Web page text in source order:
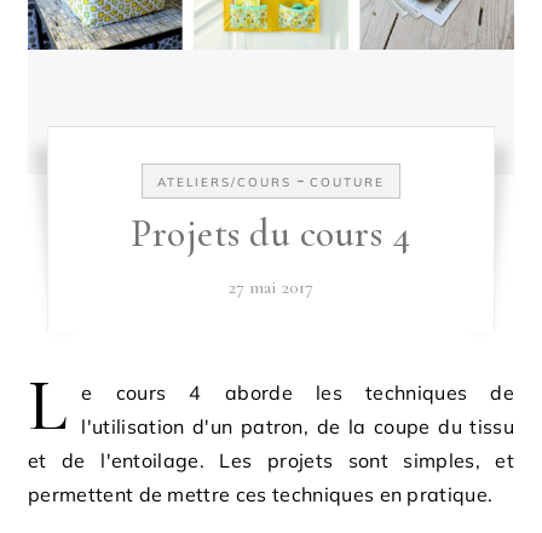
ATELIERS/COURS - COUTURE
Projets du cours 4
27 mai 2017
L
e cours 4 aborde les techniques de
l'utilisation d'un patron, de la coupe du tissu
et de l'entoilage. Les projets sont simples, et
permettent de mettre ces techniques en pratique.